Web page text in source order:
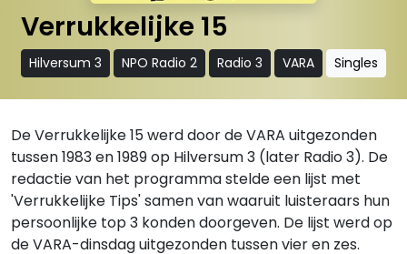
Verrukkelijke 15
Hilversum 3 NPO Radio 2 Radio 3 VARA Singles
De Verrukkelijke 15 werd door de VARA uitgezonden
tussen 1983 en 1989 op Hilversum 3 (later Radio 3). De
redactie van het programma stelde een lijst met
'Verrukkelijke Tips' samen van waaruit luisteraars hun
persoonlijke top 3 konden doorgeven. De lijst werd op
de VARA-dinsdag uitgezonden tussen vier en zes.